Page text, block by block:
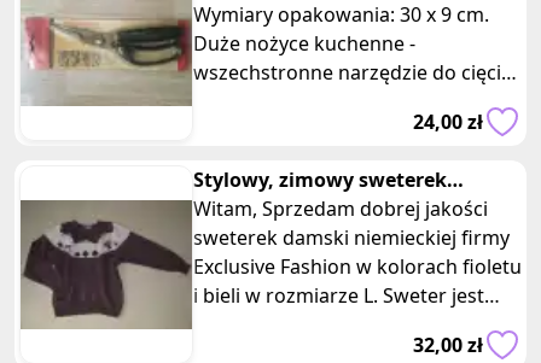
Wymiary opakowania: 30 x 9 cm.
Duże nożyce kuchenne -
wszechstronne narzędzie do cięcia i
krojenia, niezastąpione narzędzie w
24,00 zł
Stylowy, zimowy sweterek
damski, rozm. L
Witam, Sprzedam dobrej jakości
sweterek damski niemieckiej firmy
Exclusive Fashion w kolorach fioletu
i bieli w rozmiarze L. Sweter jest
32,00 zł